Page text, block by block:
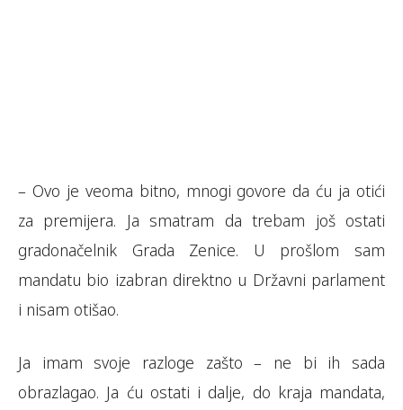
– Ovo je veoma bitno, mnogi govore da ću ja otići
za premijera. Ja smatram da trebam još ostati
gradonačelnik Grada Zenice. U prošlom sam
mandatu bio izabran direktno u Državni parlament
i nisam otišao.
Ja imam svoje razloge zašto – ne bi ih sada
obrazlagao. Ja ću ostati i dalje, do kraja mandata,